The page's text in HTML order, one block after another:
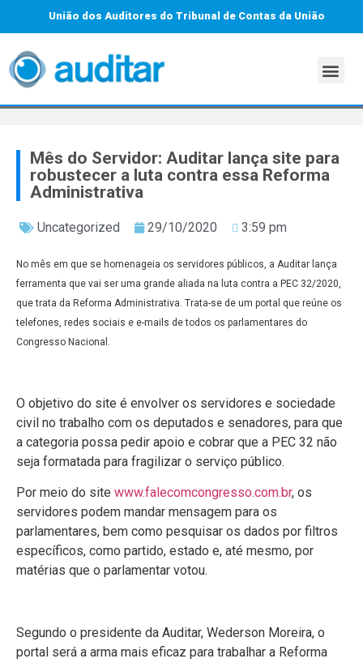
União dos Auditores do Tribunal de Contas da União
Mês do Servidor: Auditar lança site para
robustecer a luta contra essa Reforma
Administrativa
Uncategorized 29/10/2020 3:59 pm
No mês em que se homenageia os servidores públicos, a Auditar lança
ferramenta que vai ser uma grande aliada na luta contra a PEC 32/2020,
que trata da Reforma Administrativa. Trata-se de um portal que reúne os
telefones, redes sociais e e-mails de todos os parlamentares do
Congresso Nacional.
O objetivo do site é envolver os servidores e sociedade
civil no trabalho com os deputados e senadores, para que
a categoria possa pedir apoio e cobrar que a PEC 32 não
seja formatada para fragilizar o serviço público.
Por meio do site www.falecomcongresso.com.br, os
servidores podem mandar mensagem para os
parlamentares, bem como pesquisar os dados por filtros
específicos, como partido, estado e, até mesmo, por
matérias que o parlamentar votou.
Segundo o presidente da Auditar, Wederson Moreira, o
portal será a arma mais eficaz para trabalhar a Reforma